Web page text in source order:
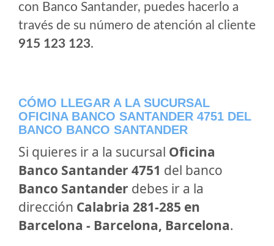
con Banco Santander, puedes hacerlo a
través de su número de atención al cliente
915 123 123.
CÓMO LLEGAR A LA SUCURSAL
OFICINA BANCO SANTANDER 4751 DEL
BANCO BANCO SANTANDER
Si quieres ir a la sucursal Oficina
Banco Santander 4751 del banco
Banco Santander debes ir a la
dirección Calabria 281-285 en
Barcelona - Barcelona, Barcelona.